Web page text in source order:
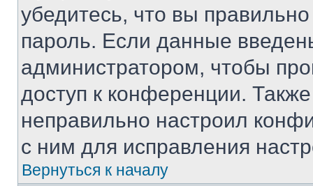
убедитесь, что вы
пароль. Если данные
администратором, чтобы
доступ к конференции.
неправильно настроил
с ним для исправления
Вернуться к началу